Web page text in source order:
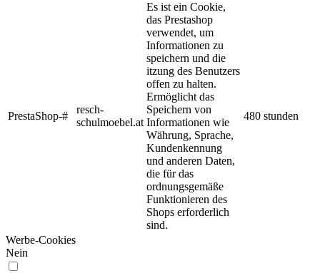
PrestaShop-#
resch-
schulmoebel.at
Es ist ein Cookie,
das Prestashop
verwendet, um
Informationen zu
speichern und die
itzung des Benutzers
offen zu halten.
Ermöglicht das
Speichern von
Informationen wie
Währung, Sprache,
Kundenkennung
und anderen Daten,
die für das
ordnungsgemäße
Funktionieren des
Shops erforderlich
sind.
480 stunden
Werbe-Cookies
Nein